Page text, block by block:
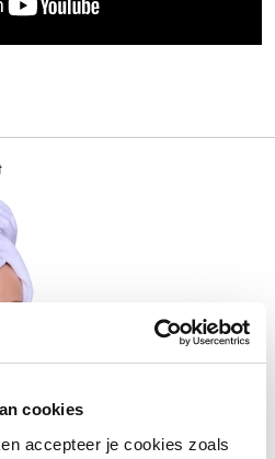
cookies
accepteer je cookies zoals